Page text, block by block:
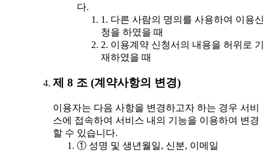
다.
1. 다른 사람의 명의를 사용하여 이용신
청을 하였을 때
2. 이용계약 신청서의 내용을 허위로 기
재하였을 때
제 8 조 (계약사항의 변경)
이용자는 다음 사항을 변경하고자 하는 경우 서비
스에 접속하여 서비스 내의 기능을 이용하여 변경
할 수 있습니다.
① 성명 및 생년월일, 신분, 이메일